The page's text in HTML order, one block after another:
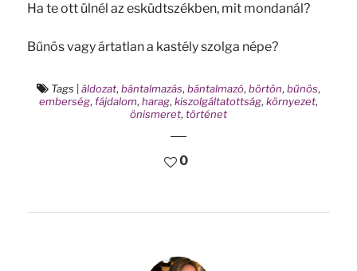
Ha te ott ülnél az esküdtszékben, mit mondanál?
Bűnös vagy ártatlan a kastély szolga népe?
Tags áldozat, bántalmazás, bántalmazó, börtön, bűnös,
emberség, fájdalom, harag, kiszolgáltatottság, környezet,
önismeret, történet
0